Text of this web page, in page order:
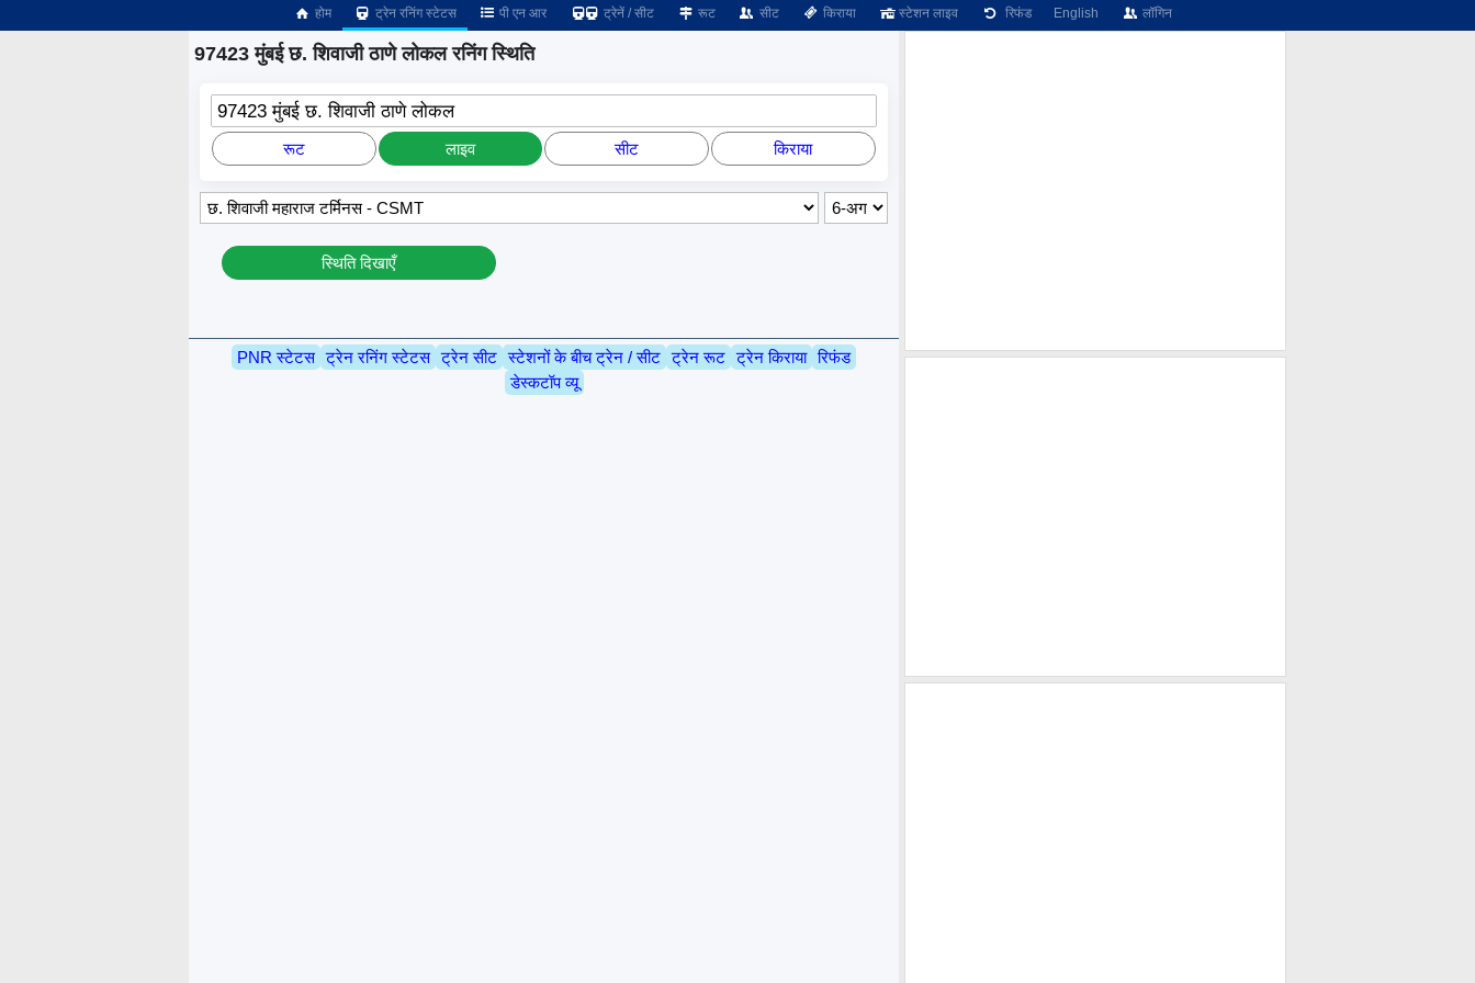
होम ट्रेन रनिंग स्टेटस पी एन आर ट्रेनें / सीट रूट सीट किराया स्टेशन लाइव रिफंड English लॉगिन
97423 मुंबई छ. शिवाजी ठाणे लोकल रनिंग स्थिति
97423 मुंबई छ. शिवाजी ठाणे लोकल
रूट लाइव सीट किराया
स्थिति दिखाएँ
PNR स्टेटस ट्रेन रनिंग स्टेटस ट्रेन सीट स्टेशनों के बीच ट्रेन / सीट ट्रेन रूट ट्रेन किराया रिफंड
डेस्कटॉप व्यू